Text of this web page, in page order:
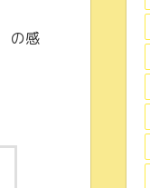
の感